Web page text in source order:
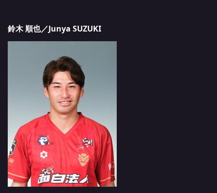
鈴木 順也／Junya SUZUKI